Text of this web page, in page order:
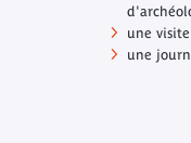
une
une